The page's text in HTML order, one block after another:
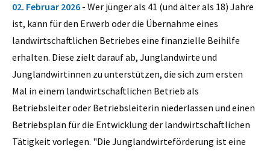
02. Februar 2026 - Wer jünger als 41 (und älter als 18) Jahre
ist, kann für den Erwerb oder die Übernahme eines
landwirtschaftlichen Betriebes eine finanzielle Beihilfe
erhalten. Diese zielt darauf ab, Junglandwirte und
Junglandwirtinnen zu unterstützen, die sich zum ersten
Mal in einem landwirtschaftlichen Betrieb als
Betriebsleiter oder Betriebsleiterin niederlassen und einen
Betriebsplan für die Entwicklung der landwirtschaftlichen
Tätigkeit vorlegen. "Die Junglandwirteförderung ist eine